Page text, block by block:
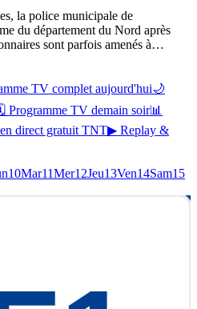
la police municipale de
du département du Nord après
sont parfois amenés à…
TV complet aujourd'hui🌙
Programme TV demain soir📊
direct gratuit TNT▶ Replay &
10Mar11Mer12Jeu13Ven14Sam15